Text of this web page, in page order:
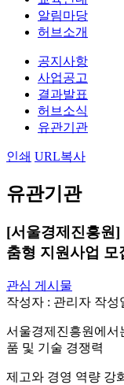
알림마당
허브소개
공지사항
사업공고
결과발표
허브소식
유관기관
인쇄 URL복사
유관기관
[서울경제진흥원
춤형 지원사업 모
관심 게시물
작성자 : 관리자 작성
서울경제진흥원에서
품 및 기술 경쟁력
제고와 경영 역량 강